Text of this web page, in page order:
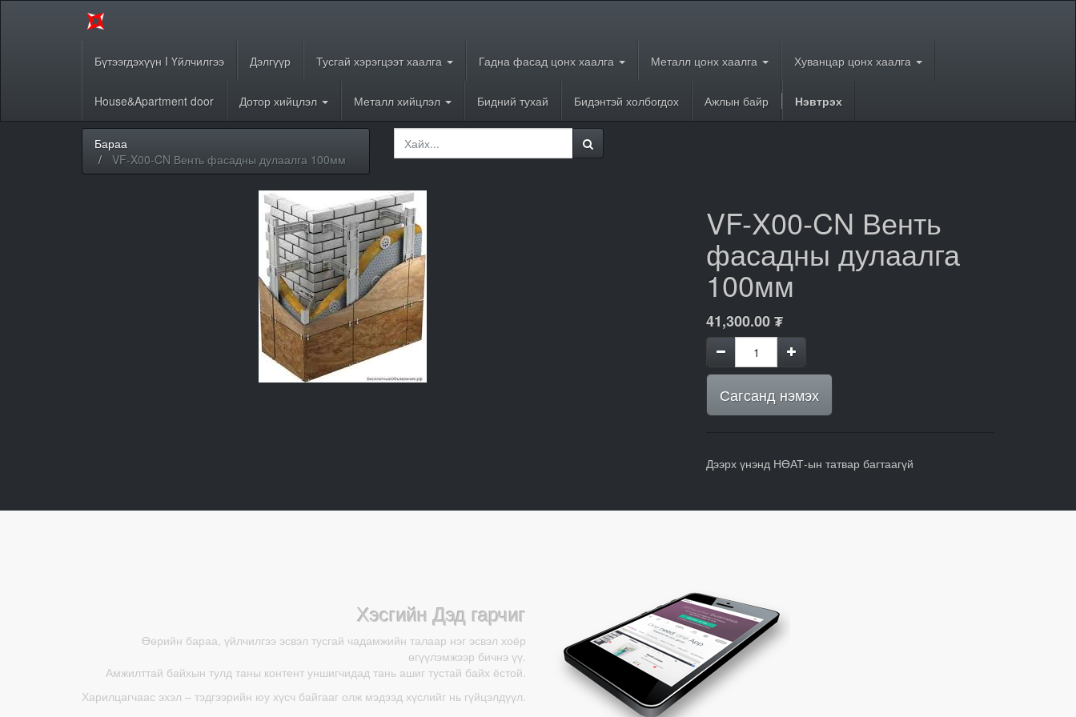
Бүтээгдэхүүн I Үйлчилгээ Дэлгүүр Тусгай хэрэгцээт хаалга Гадна фасад цонх хаалга Металл цонх хаалга Хуванцар цонх хаалга
House&Apartment door Дотор хийцлэл Металл хийцлэл Бидний тухай Бидэнтэй холбогдох Ажлын байр Нэвтрэх
Бараа
VF-X00-CN Венть фасадны дулаалга 100мм
VF-X00-CN Венть
фасадны дулаалга
100мм
41,300.00₮
Сагсанд нэмэх
Дээрх үнэнд НӨАТ-ын татвар багтаагүй
Хэсгийн Дэд гарчиг
Өөрийн бараа, үйлчилгээ эсвэл тусгай чадамжийн талаар нэг эсвэл хоёр
өгүүлэмжээр бичнэ үү.
Амжилттай байхын тулд таны контент уншигчидад тань ашиг тустай байх ёстой.
Харилцагчаас эхэл – тэдгээрийн юу хүсч байгааг олж мэдээд хүслийг нь гүйцэлдүүл.